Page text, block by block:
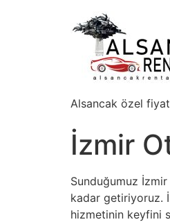
Alsancak özel
İzmir
Sunduğumuz
kadar getiriyoruz.
hizmetinin keyfini